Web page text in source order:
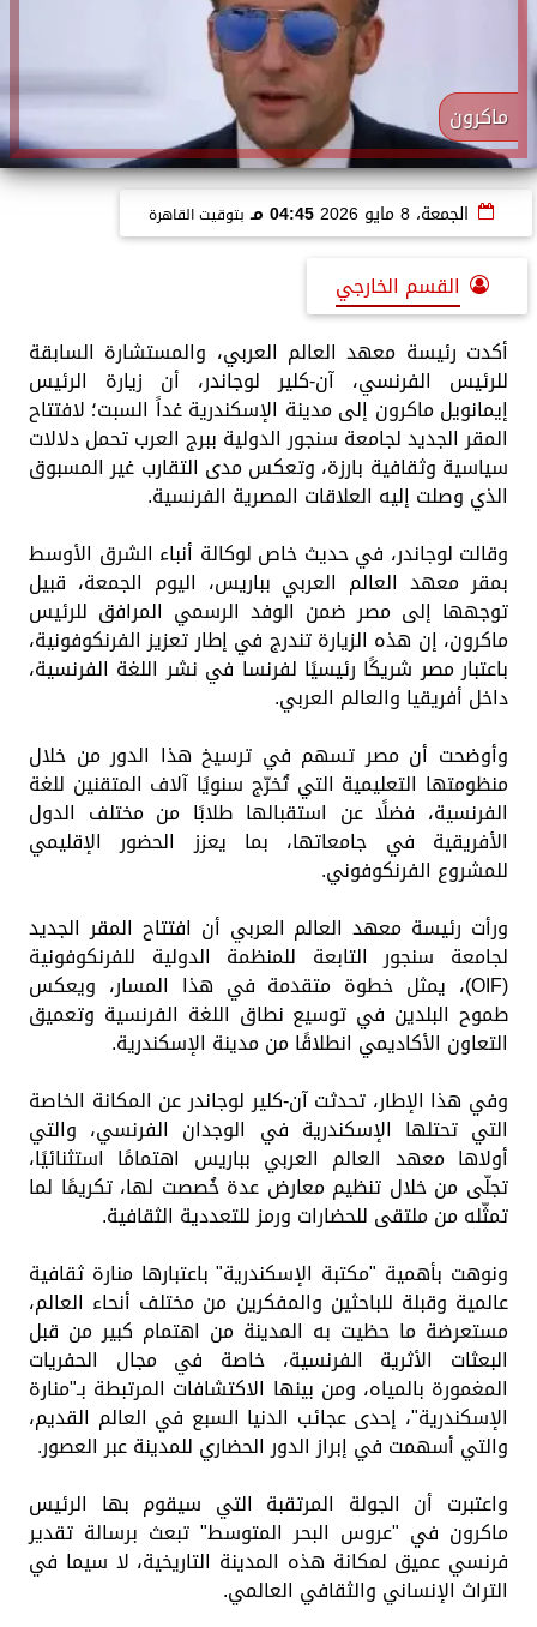
ماكرون
الجمعة، 8 مايو 2026 04:45 مـ بتوقيت القاهرة
القسم الخارجي
أكدت رئيسة معهد العالم العربي، والمستشارة السابقة
للرئيس الفرنسي، آن-كلير لوجاندر، أن زيارة الرئيس
إيمانويل ماكرون إلى مدينة الإسكندرية غداً السبت؛ لافتتاح
المقر الجديد لجامعة سنجور الدولية ببرج العرب تحمل دلالات
سياسية وثقافية بارزة، وتعكس مدى التقارب غير المسبوق
الذي وصلت إليه العلاقات المصرية الفرنسية.
وقالت لوجاندر، في حديث خاص لوكالة أنباء الشرق الأوسط
بمقر معهد العالم العربي بباريس، اليوم الجمعة، قبيل
توجهها إلى مصر ضمن الوفد الرسمي المرافق للرئيس
ماكرون، إن هذه الزيارة تندرج في إطار تعزيز الفرنكوفونية،
باعتبار مصر شريكًا رئيسيًا لفرنسا في نشر اللغة الفرنسية،
داخل أفريقيا والعالم العربي.
وأوضحت أن مصر تسهم في ترسيخ هذا الدور من خلال
منظومتها التعليمية التي تُخرّج سنويًا آلاف المتقنين للغة
الفرنسية، فضلًا عن استقبالها طلابًا من مختلف الدول
الأفريقية في جامعاتها، بما يعزز الحضور الإقليمي
للمشروع الفرنكوفوني.
ورأت رئيسة معهد العالم العربي أن افتتاح المقر الجديد
لجامعة سنجور التابعة للمنظمة الدولية للفرنكوفونية
(OIF)، يمثل خطوة متقدمة في هذا المسار، ويعكس
طموح البلدين في توسيع نطاق اللغة الفرنسية وتعميق
التعاون الأكاديمي انطلاقًا من مدينة الإسكندرية.
وفي هذا الإطار، تحدثت آن-كلير لوجاندر عن المكانة الخاصة
التي تحتلها الإسكندرية في الوجدان الفرنسي، والتي
أولاها معهد العالم العربي بباريس اهتمامًا استثنائيًا،
تجلّى من خلال تنظيم معارض عدة خُصصت لها، تكريمًا لما
تمثّله من ملتقى للحضارات ورمز للتعددية الثقافية.
ونوهت بأهمية "مكتبة الإسكندرية" باعتبارها منارة ثقافية
عالمية وقبلة للباحثين والمفكرين من مختلف أنحاء العالم،
مستعرضة ما حظيت به المدينة من اهتمام كبير من قبل
البعثات الأثرية الفرنسية، خاصة في مجال الحفريات
المغمورة بالمياه، ومن بينها الاكتشافات المرتبطة بـ"منارة
الإسكندرية"، إحدى عجائب الدنيا السبع في العالم القديم،
والتي أسهمت في إبراز الدور الحضاري للمدينة عبر العصور.
واعتبرت أن الجولة المرتقبة التي سيقوم بها الرئيس
ماكرون في "عروس البحر المتوسط" تبعث برسالة تقدير
فرنسي عميق لمكانة هذه المدينة التاريخية، لا سيما في
التراث الإنساني والثقافي العالمي.